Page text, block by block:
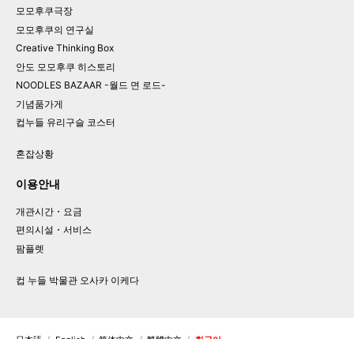
모모후쿠극장
모모후쿠의 연구실
Creative Thinking Box
안도 모모후쿠 히스토리
NOODLES BAZAAR -월드 면 로드-
기념품가게
컵누들 유리구슬 코스터
혼잡상황
이용안내
개관시간・요금
편의시설・서비스
팜플렛
컵 누들 박물관 오사카 이케다